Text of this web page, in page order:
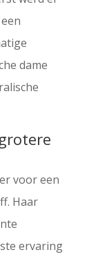
dame
voor een
Haar
ervaring